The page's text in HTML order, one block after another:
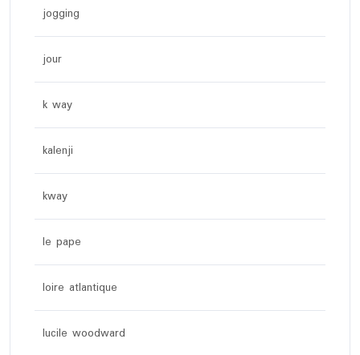
jogging
jour
k way
kalenji
kway
le pape
loire atlantique
lucile woodward